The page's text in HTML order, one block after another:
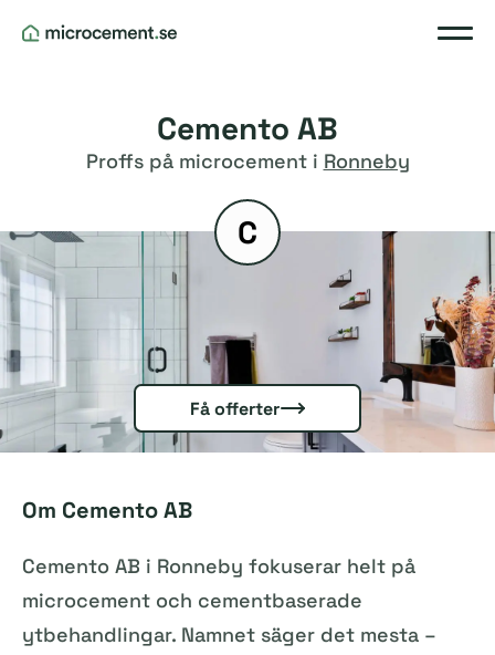
Cemento AB
Proffs på microcement i Ronneby
C
Få offerter
Om Cemento AB
Cemento AB i Ronneby fokuserar helt på
microcement och cementbaserade
ytbehandlingar. Namnet säger det mesta –